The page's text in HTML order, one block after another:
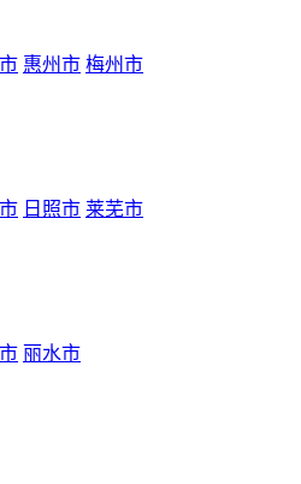
惠州市 梅州市
日照市 莱芜市
丽水市